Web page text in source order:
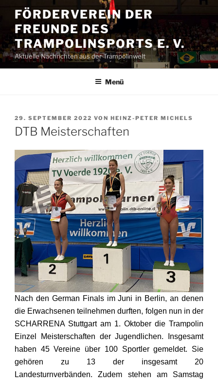
Inhalt
springen
FÖRDERVEREIN DER
FREUNDE DES
TRAMPOLINSPORTS E. V.
Aktuelle Nachrichten aus der Trampolinwelt
Menü
VERÖFFENTLICHT
AM
29. SEPTEMBER 2022 VON HEINZ-PETER MICHELS
DTB Meisterschaften
Nach den German Finals im Juni in Berlin, an denen
die Erwachsenen teilnehmen durften, folgen nun in der
SCHARRENA Stuttgart am 1. Oktober die Trampolin
Einzel Meisterschaften der Jugendlichen. Insgesamt
haben 45 Vereine über 100 Sportler gemeldet. Sie
gehören zu 13 der insgesamt 20
Landesturnverbänden. Zudem stehen am Samstag